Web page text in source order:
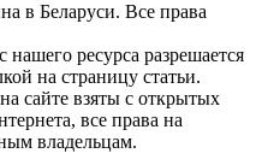
в Беларуси. Все права
ресурса разрешается
на страницу статьи.
сайте взяты с открытых
все права на
владельцам.